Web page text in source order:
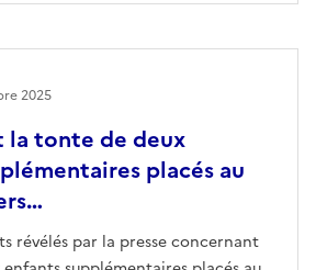
la tonte de deux
placés au
révélés par la presse concernant
2025